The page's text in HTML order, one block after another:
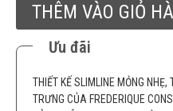
THÊM VÀO GIỎ
Ưu đãi
THIẾT KẾ SLIMLINE MỎNG
TRƯNG CỦA FREDERIQUE